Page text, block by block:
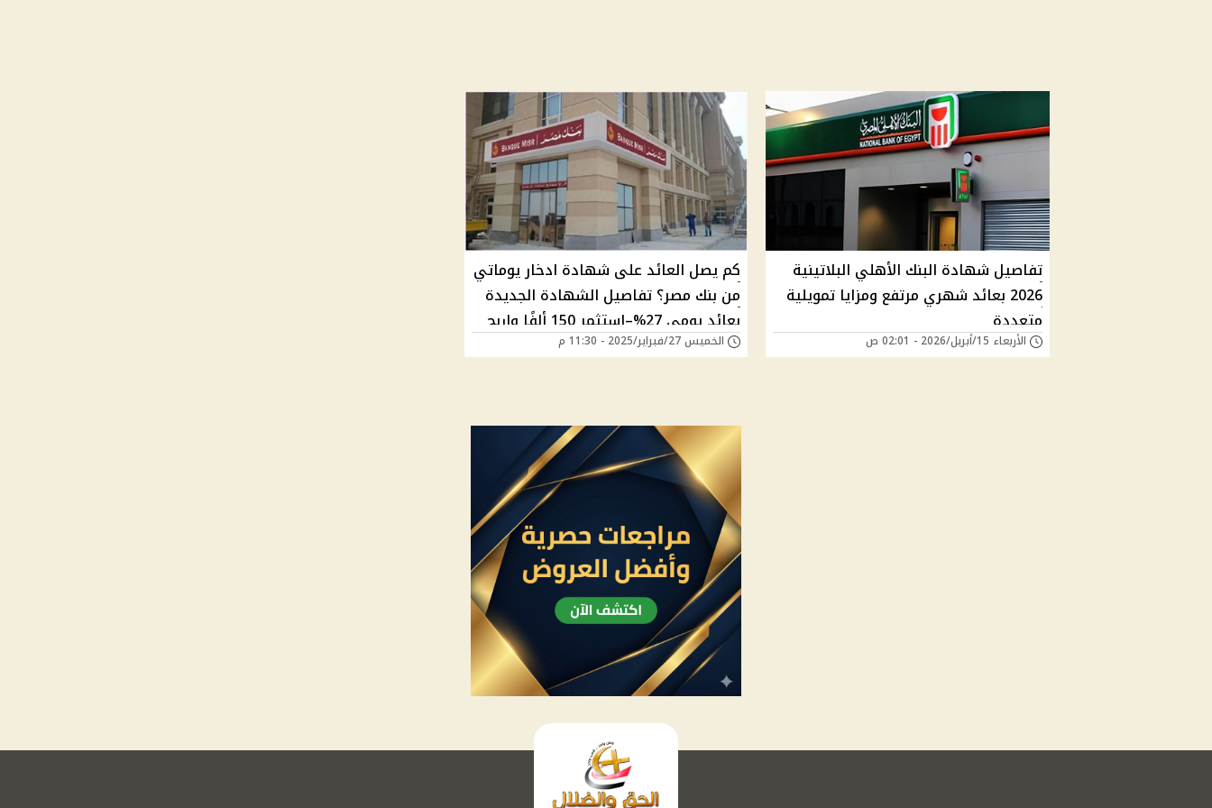
تفاصيل شهادة البنك الأهلي البلاتينية
2026 بعائد شهري مرتفع ومزايا تمويلية
متعددة
الأربعاء 15/أبريل/2026 - 02:01 ص
كم يصل العائد على شهادة ادخار يوماتي
من بنك مصر؟ تفاصيل الشهادة الجديدة
بعائد يومي 27%–استثمر 150 ألفًا واربح
121 ألف جنيهالخميس 27/فبراير/2025 - 11:30 م